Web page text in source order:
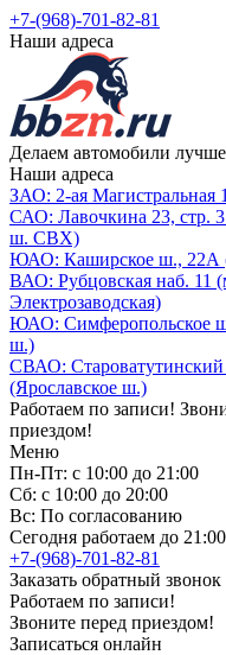
+7-(968)-701-82-81
Наши адреса
Делаем автомобили
Наши адреса
ЗАО: 2-ая Магистральная
САО: Лавочкина 23, стр.
ш. СВХ)
ЮАО: Каширское ш., 22А
ВАО: Рубцовская наб. 11
Электрозаводская)
ЮАО: Симферопольское
ш.)
СВАО: Староватутинский
(Ярославское ш.)
Работаем по записи!
приездом!
Меню
Пн-Пт: с 10:00 до 21:00
Сб: с 10:00 до 20:00
Вс: По согласованию
Сегодня работаем до 21:00
+7-(968)-701-82-81
Заказать обратный звонок
Работаем по записи!
Звоните перед приездом!
Записаться онлайн